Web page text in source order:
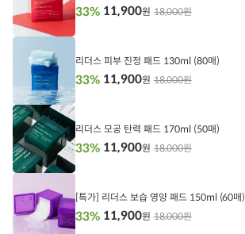
담
18,000원
33% 11,900원
담
기
리더스 피부 진정 패드 130ml (80매)
18,000원
33% 11,900원
담
리더스 모공 탄력 패드 170ml (50매)
18,000원
33% 11,900원
[특가] 리더스 보습 영양 패드 150ml (60매)
18,000원
33% 11,900원